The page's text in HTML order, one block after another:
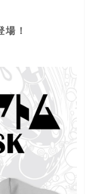
場！